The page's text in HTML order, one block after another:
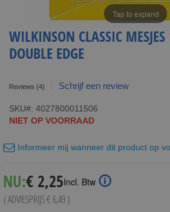
Tap to expand
WILKINSON CLASSIC MESJES
DOUBLE EDGE
Reviews (4) Schrijf een review
SKU
4027800011506
NIET OP VOORRAAD
Informeer mij wanneer dit product op
NU: Special
Price
€ 2,25Incl. Btw
( ADVIESPRIJS€ 6,49)